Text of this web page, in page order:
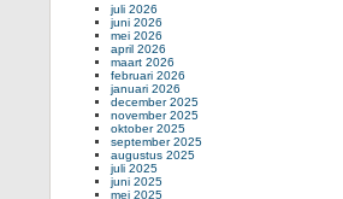
juli 2026
juni 2026
mei 2026
april 2026
maart 2026
februari 2026
januari 2026
december 2025
november 2025
oktober 2025
september 2025
augustus 2025
juli 2025
juni 2025
mei 2025